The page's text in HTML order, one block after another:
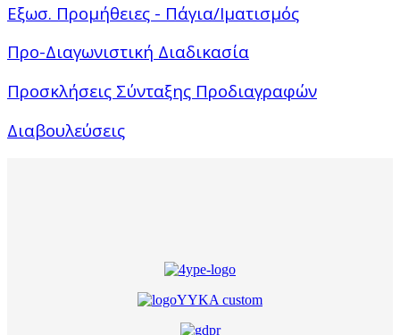
Εξωσ. Προμήθειες - Πάγια/Ιματισμός
Προ-Διαγωνιστική Διαδικασία
Προσκλήσεις Σύνταξης Προδιαγραφών
Διαβουλεύσεις